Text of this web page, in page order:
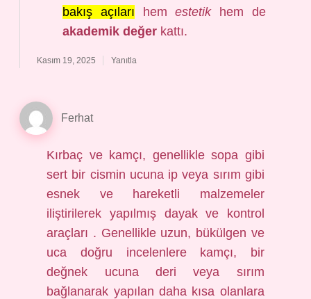
bakış açıları hemestetikhem de
akademik değerkattı.
Kasım 19, 2025 Yanıtla
Ferhat
Kırbaç ve kamçı, genellikle sopa gibi
sert bir cismin ucuna ip veya sırım gibi
esnek ve hareketli malzemeler
iliştirilerek yapılmış dayak ve kontrol
araçları . Genellikle uzun, bükülgen ve
uca doğru incelenlere kamçı, bir
değnek ucuna deri veya sırım
bağlanarak yapılan daha kısa olanlara